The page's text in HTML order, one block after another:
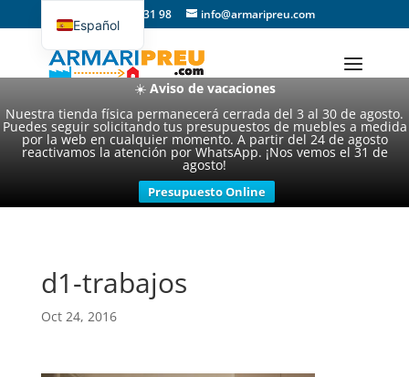
☀️ Aviso de vacaciones
Nuestra tienda física permanecerá cerrada del 3 al 30 de agosto.
Puedes seguir solicitando tus presupuestos de muebles a medida
por la web en cualquier momento. A partir del 24 de agosto
reactivamos la atención por WhatsApp. ¡Nos vemos el 31 de
agosto!
Presupuesto Online
93 357 31 98 info@armaripreu.com
d1-trabajos
Oct 24, 2016
Español
Català